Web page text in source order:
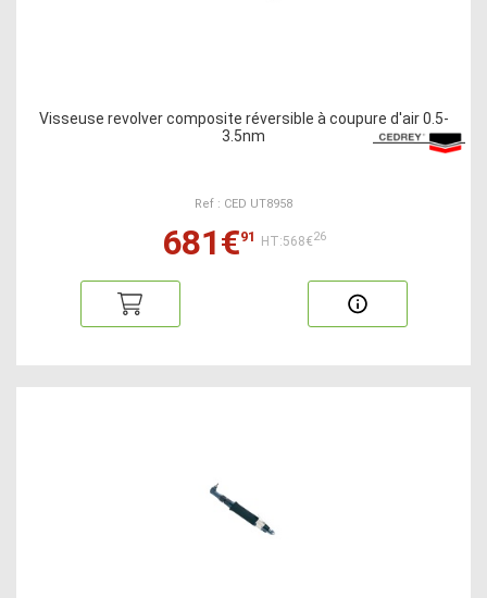
Visseuse revolver composite réversible à coupure d'air 0.5-
3.5nm
Ref : CED UT8958
681€91 HT:568€26